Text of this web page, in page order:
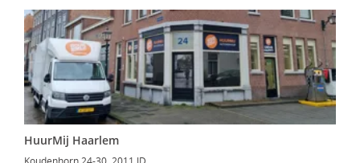
HuurMij Haarlem
Koudenhorn 24-30, 2011 JD